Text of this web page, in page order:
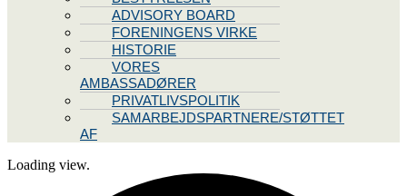
ADVISORY BOARD
FORENINGENS VIRKE
HISTORIE
VORES
AMBASSADØRER
PRIVATLIVSPOLITIK
SAMARBEJDSPARTNERE/STØTTET
AF
Loading view.